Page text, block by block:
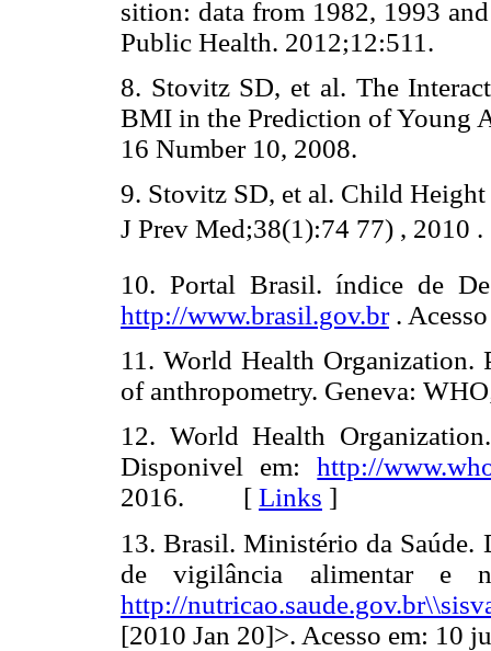
sition: data from 1982, 1993
Public Health.
8. Stovitz SD, et al. The
BMI in the Prediction of Young
16 Number 10, 2008.
9. Stovitz SD, et al. Child
J Prev Med;38(1):74 77) , 2010 .
10. Portal Brasil. índice de
http://www.brasil.gov.br.
11. World Health Organization.
of anthropometry. Geneva:
12. World Health
Disponivel em:http://
2016. [ Links ]
13. Brasil. Ministério da Saúde.
de vigilância alimentar e
http://
[2010 Jan 20]>. Acesso em: 10